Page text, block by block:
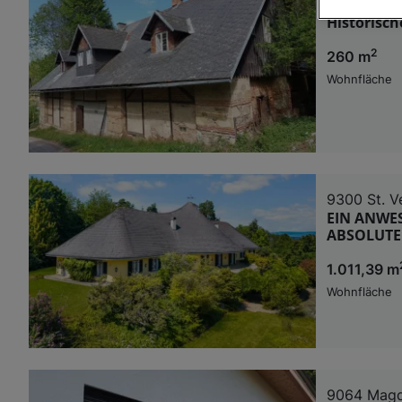
260 m2
Wohnfläche
9300 St.
EIN
1.011,39 m
Wohnfläche
9064
Wir und